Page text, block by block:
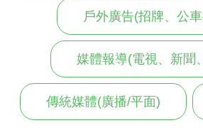
戶外廣告(招牌、公
媒體報導(電視、新聞
傳統媒體(廣播/平面)